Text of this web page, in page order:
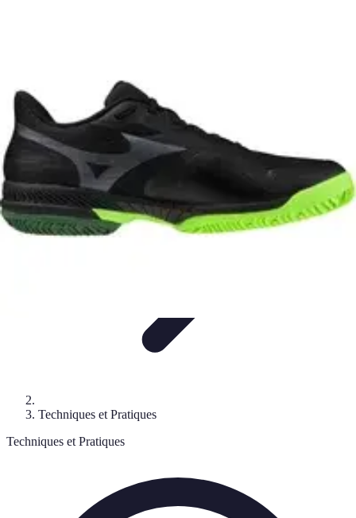
Tout sur le Padel
Techniques et Pratiques
Techniques et Pratiques